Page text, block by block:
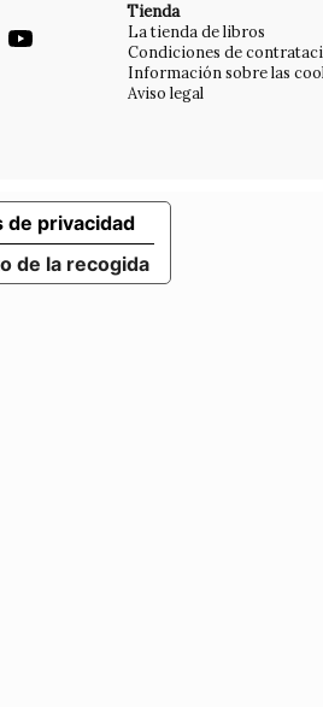
Tienda
La tienda de libros
Condiciones de
Información sobre las
Aviso legal
de la recogida
de privacidad